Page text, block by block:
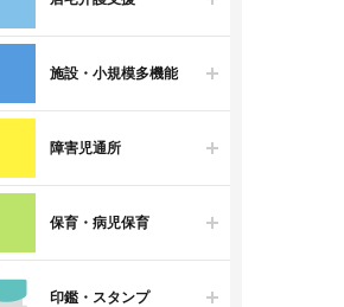
施設・小規模多機能
障害児通所
保育・病児保育
印鑑・スタンプ